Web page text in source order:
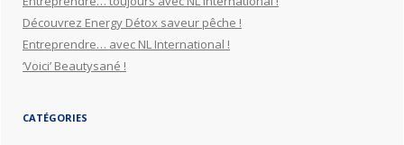
Découvrez Energy Détox saveur pêche !
Entreprendre… avec NL International !
‘Voici’ Beautysané !
CATÉGORIES